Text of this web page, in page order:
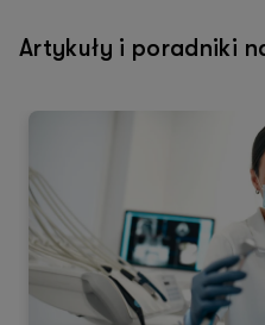
Artykuły i poradniki